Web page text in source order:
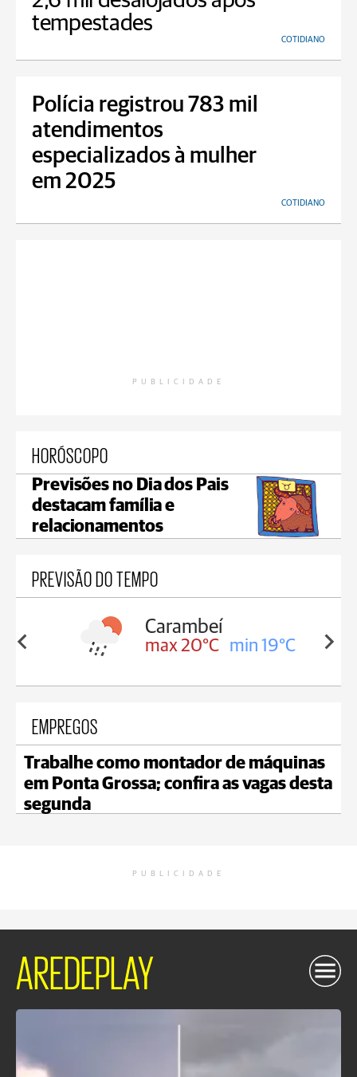
tempestades
COTIDIANO
Polícia registrou 783 mil
atendimentos
especializados à mulher
em 2025
COTIDIANO
PUBLICIDADE
HORÓSCOPO
Previsões no Dia dos Pais
destacam família e
relacionamentos
PREVISÃO DO TEMPO
19°C
Carambeí
max 20°C min 19°C
EMPREGOS
Trabalhe como montador de máquinas
em Ponta Grossa; confira as vagas desta
segunda
PUBLICIDADE
AREDEPLAY